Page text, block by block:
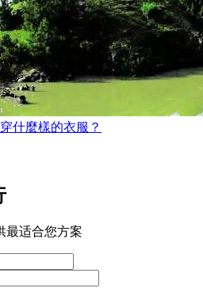
什麼樣的衣服？
最适合您方案